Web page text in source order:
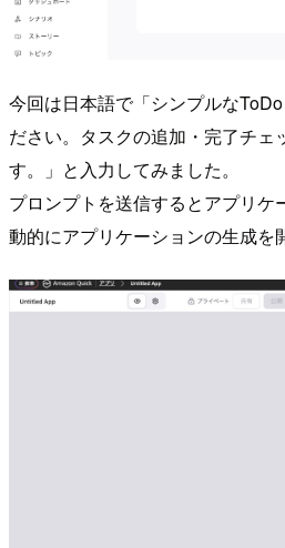
今回は日本語で「シンプルな
ださい。タスクの追加・完了チェ
す。」と入力してみました。
プロンプトを送信するとアプリケ
動的にアプリケーションの生成を